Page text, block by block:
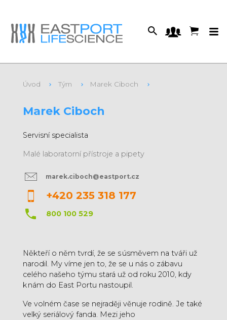
Úvod Tým Marek Ciboch
S kým se budete potkávat?
Marek Ciboch
Servisní specialista
Malé laboratorní přístroje a pipety
marek.ciboch@eastport.cz
+420 235 318 177
800 100 529
Někteří o něm tvrdí, že se s úsměvem na tváři už
narodil. My víme jen to, že se u náso zábavu
celého našeho týmu stará už od roku 2010, kdy
knám do East Portu nastoupil.
Ve volném čase se nejradějivěnuje rodině. Je také
velký seriálový fanda. Mezi jeho